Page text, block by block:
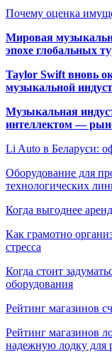
Почему оценка
Мировая
эпохе глобальных
Taylor Swift вновь
музыкальной
Музыкальная
интеллектом —
Li Auto в Беларуси:
Оборудование для
технологических
Когда выгоднее
Как грамотно
стресса
Когда стоит
оборудования
Рейтинг магазинов
Рейтинг магазинов
надежную лодку для